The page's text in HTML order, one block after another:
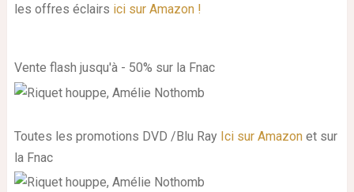
les offres éclairs ici sur Amazon !
Vente flash jusqu'à - 50% sur la Fnac
Toutes les promotions DVD /Blu Ray Ici sur Amazonet sur
la Fnac